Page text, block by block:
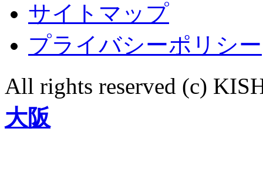
サイトマップ
プライバシーポリシー
All rights reserved (c)
大阪